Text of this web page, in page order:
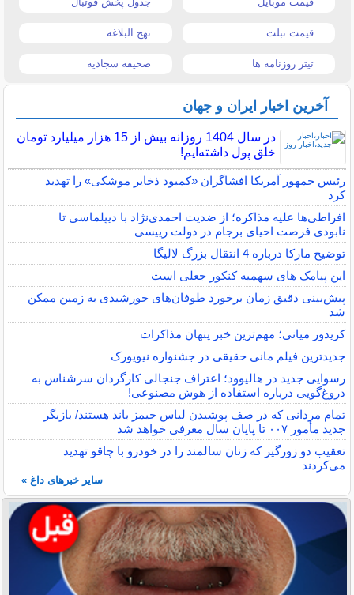
قیمت تبلت نهج البلاغه
تیتر روزنامه ها صحیفه سجادیه
آخرین اخبار ایران و جهان
در سال 1404 روزانه بیش از 15 هزار میلیارد تومان
خلق پول داشته‌ایم!
رئیس جمهور آمریکا افشاگران «کمبود ذخایر موشکی» را تهدید
کرد
افراطی‌ها علیه مذاکره؛ از ضدیت احمدی‌نژاد با دیپلماسی تا
نابودی فرصت احیای برجام در دولت رییسی
توضیح مارکا درباره 4 انتقال بزرگ لالیگا
این پیامک های سهمیه کنکور جعلی است
پیش‌بینی دقیق زمان برخورد طوفان‌های خورشیدی به زمین ممکن
شد
کریدور میانی؛ مهم‌ترین خبر پنهان مذاکرات
جدیدترین فیلم مانی حقیقی در جشنواره نیویورک
رسوایی جدید در هالیوود؛ اعتراف جنجالی کارگردان سرشناس به
دروغ‌گویی درباره استفاده از هوش مصنوعی!
تمام مردانی که در صف پوشیدن لباس جیمز باند هستند/ بازیگر
جدید مأمور ۰۰۷ تا پایان سال معرفی خواهد شد
تعقیب دو زورگیر که زنان سالمند را در خودرو با چاقو تهدید
می‌کردند
سایر خبرهای داغ »